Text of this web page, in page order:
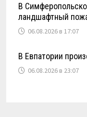
В
ландшафтный
06.08.2026 в 17:07
В Евпатории
06.08.2026 в 23:07